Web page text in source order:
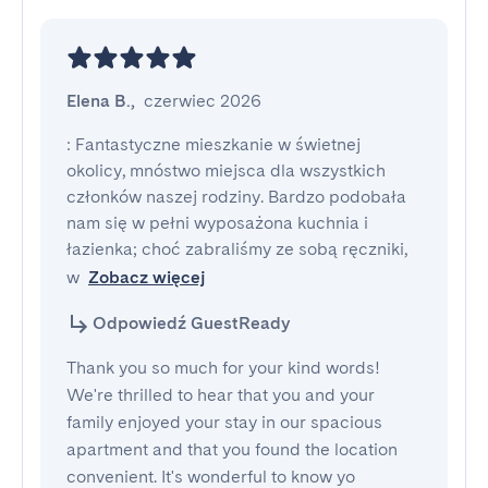
Elena B., czerwiec 2026
: Fantastyczne mieszkanie w świetnej
okolicy, mnóstwo miejsca dla wszystkich
członków naszej rodziny. Bardzo podobała
nam się w pełni wyposażona kuchnia i
łazienka; choć zabraliśmy ze sobą ręczniki,
w Zobacz więcej
Odpowiedź GuestReady
Thank you so much for your kind words!
We're thrilled to hear that you and your
family enjoyed your stay in our spacious
apartment and that you found the location
convenient. It's wonderful to know yo